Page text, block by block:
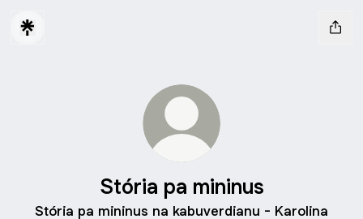
Stória pa mininus
Stória pa mininus na kabuverdianu - Karolina